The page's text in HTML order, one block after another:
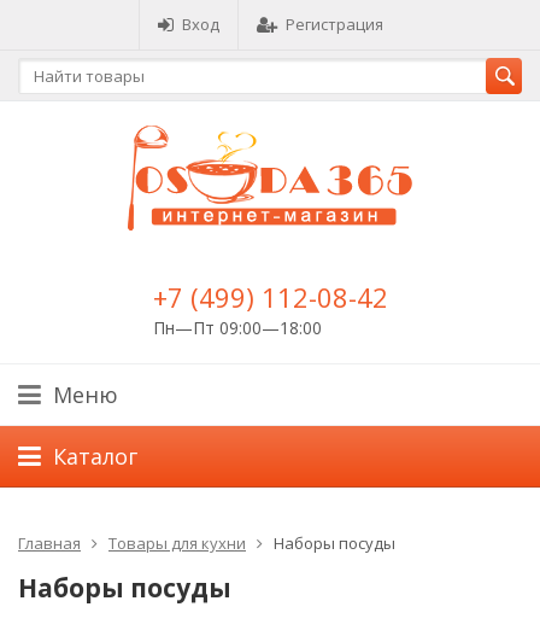
Вход Регистрация
+7 (499) 112-08-42
Пн—Пт 09:00—18:00
Меню
Каталог
Главная Товары для кухни Наборы посуды
Наборы посуды